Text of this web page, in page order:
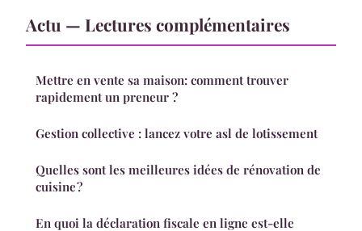
Actu — Lectures complémentaires
Mettre en vente sa maison: comment trouver
rapidement un preneur ?
Gestion collective : lancez votre asl de lotissement
Quelles sont les meilleures idées de rénovation de
cuisine ?
En quoi la déclaration fiscale en ligne est-elle